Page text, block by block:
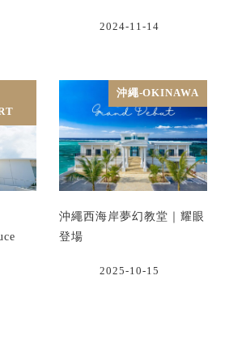
2024-11-14
沖繩-OKINAWA
沖繩西海岸夢幻教堂｜耀眼
登場
2025-10-15